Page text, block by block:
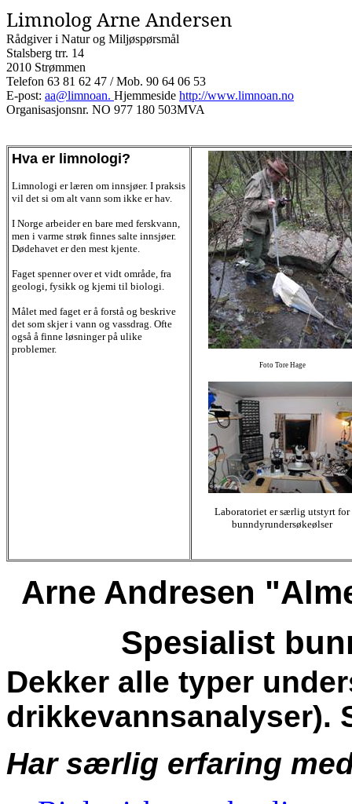
Limnolog Arne Andersen
Rådgiver i Natur og Miljøspørsmål
Stalsberg trr. 14
2010 Strømmen
Telefon 63 81 62 47 / Mob. 90 64 06 53
E-post: aa@limnoan. Hjemmeside http://www.limnoan.no
Organisasjonsnr. NO 977 180 503MVA
Hva er limnologi?
Limnologi er læren om innsjøer. I praksis
vil det si om alt vann som ikke er hav.
I Norge arbeider en bare med ferskvann,
men i varme strøk finnes salte innsjøer.
Dødehavet er den mest kjente.
Faget spenner over et vidt område, fra
geologi, fysikk og kjemi til biologi.
Målet med faget er å forstå og beskrive
det som skjer i vann og vassdrag. Ofte
også å finne løsninger på ulike
problemer.
Foto Tore Hage
Laboratoriet er særlig utstyrt for
bunndyrundersøkeølser
Arne Andresen
Spesialist
Dekker alle typer
drikkevannsanalyser).
Har særlig erfaring